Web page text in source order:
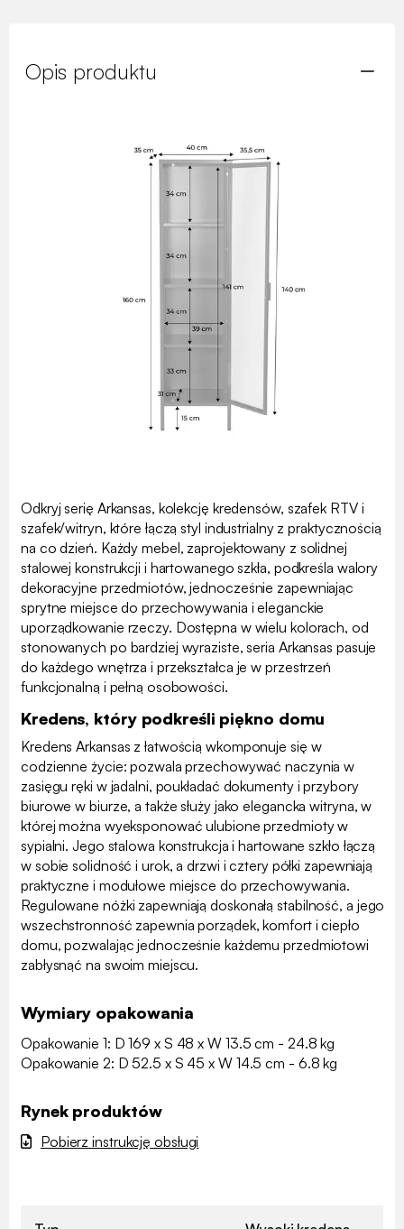
Opis produktu
Odkryj serię Arkansas, kolekcję kredensów, szafek RTV i
szafek/witryn, które łączą styl industrialny z praktycznością
na co dzień. Każdy mebel, zaprojektowany z solidnej
stalowej konstrukcji i hartowanego szkła, podkreśla walory
dekoracyjne przedmiotów, jednocześnie zapewniając
sprytne miejsce do przechowywania i eleganckie
uporządkowanie rzeczy. Dostępna w wielu kolorach, od
stonowanych po bardziej wyraziste, seria Arkansas pasuje
do każdego wnętrza i przekształca je w przestrzeń
funkcjonalną i pełną osobowości.
Kredens, który podkreśli piękno domu
Kredens Arkansas z łatwością wkomponuje się w
codzienne życie: pozwala przechowywać naczynia w
zasięgu ręki w jadalni, poukładać dokumenty i przybory
biurowe w biurze, a także służy jako elegancka witryna, w
której można wyeksponować ulubione przedmioty w
sypialni. Jego stalowa konstrukcja i hartowane szkło łączą
w sobie solidność i urok, a drzwi i cztery półki zapewniają
praktyczne i modułowe miejsce do przechowywania.
Regulowane nóżki zapewniają doskonałą stabilność, a jego
wszechstronność zapewnia porządek, komfort i ciepło
domu, pozwalając jednocześnie każdemu przedmiotowi
zabłysnąć na swoim miejscu.
Wymiary opakowania
Opakowanie 1: D 169 x S 48 x W 13.5 cm - 24.8 kg
Opakowanie 2: D 52.5 x S 45 x W 14.5 cm - 6.8 kg
Rynek produktów
Pobierz instrukcję obsługi